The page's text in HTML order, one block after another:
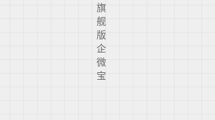
旗
舰
版
企
微
宝